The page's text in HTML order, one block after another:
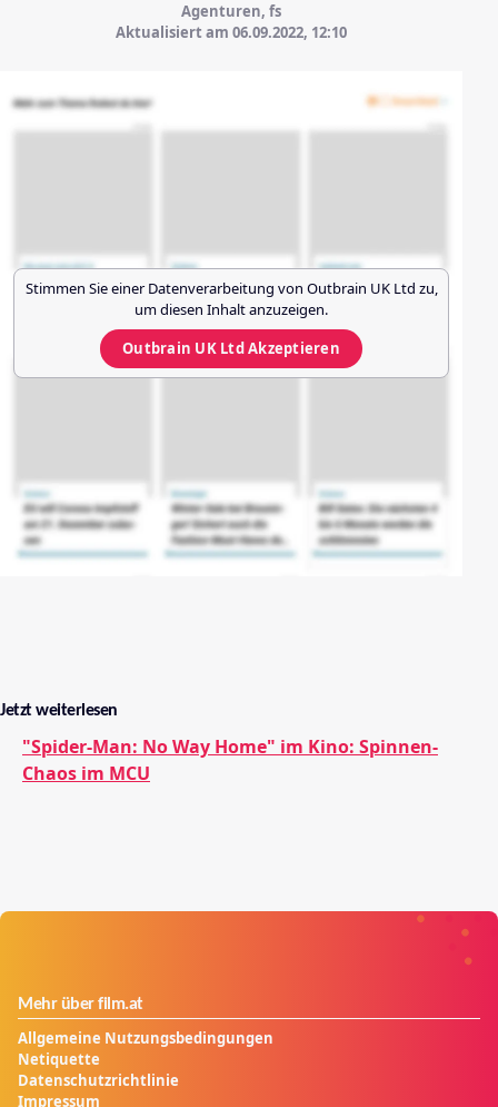
Agenturen, fs
Aktualisiert am 06.09.2022, 12:10
Stimmen Sie einer Datenverarbeitung von Outbrain UK Ltd zu,
um diesen Inhalt anzuzeigen.
Outbrain UK Ltd Akzeptieren
Jetzt weiterlesen
"Spider-Man: No Way Home" im Kino: Spinnen-
Chaos im MCU
Mehr über film.at
Allgemeine Nutzungsbedingungen
Netiquette
Datenschutzrichtlinie
Impressum